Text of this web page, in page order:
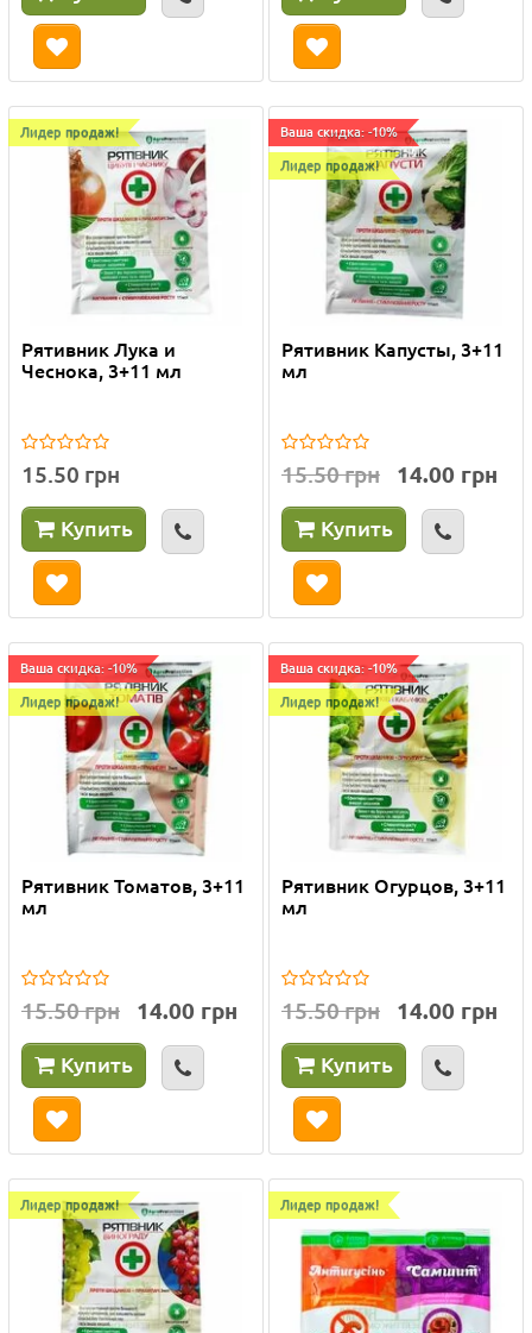
Лидер продаж!
Рятивник Лука и
Чеснока, 3+11 мл
15.50 грн
Купить
Ваша скидка: -10%
Лидер продаж!
Рятивник Капусты, 3+11
мл
15.50 грн 14.00 грн
Купить
Ваша скидка: -10%
Лидер продаж!
Рятивник Томатов, 3+11
мл
15.50 грн 14.00 грн
Купить
Ваша скидка: -10%
Лидер продаж!
Рятивник Огурцов, 3+11
мл
15.50 грн 14.00 грн
Купить
Лидер продаж! Лидер продаж!